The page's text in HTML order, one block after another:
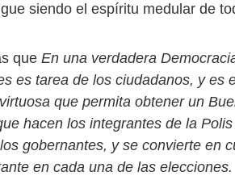
siendo el espíritu medular de
que En una verdadera
es tarea de los ciudadanos, y es
que permita obtener un
hacen los integrantes de la
gobernantes, y se convierte en
en cada una de las elecciones.